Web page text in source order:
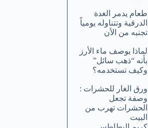
طعام يدمر الغدة
الدرقية وتتناوله يومياً
تجنبه من الأن
لماذا يوصف ماء الأرز
بأنه “ذهب سائل”
وكيف تستخدمه؟
ورق الغار للحشرات :
وصفة تجعل
الحشرات تهرب من
البيت